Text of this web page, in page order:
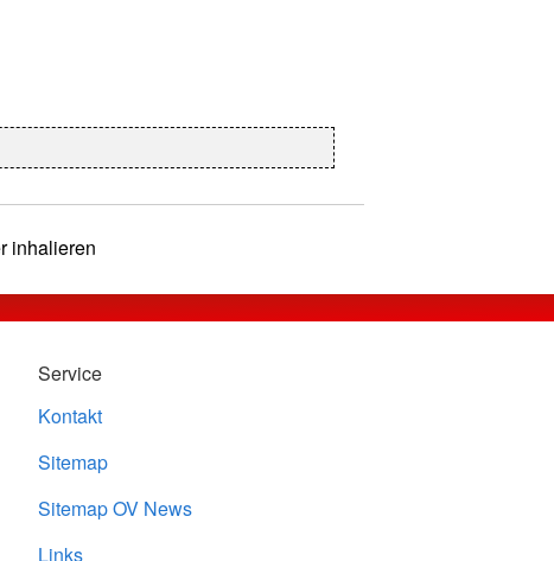
inhalieren
Service
Kontakt
Sitemap
Sitemap OV News
Links